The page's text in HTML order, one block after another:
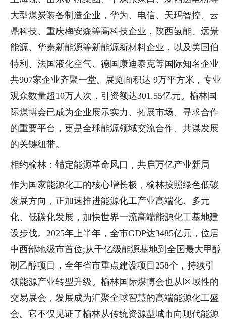
大型煤炭装备制造企业，华为、电信、天玛智控、云
鼎科技、重庆梅安森等高科技企业，陕西氢能、远景
能源、华秦新能源等新能源新材料企业，以及美国伯
特利、法国液化空气、德国康迪泰克等国际知名企业
共907家企业齐聚一堂。展览面积达 9万平方米，专业
观众数量超10万人次，引资额达301.55亿元。榆林国
际煤博会已成为企业展示实力、拓展市场、寻求合作
的重要平台，更是全球能源领域交流合作、共谋发展
的关键纽带。
相约榆林：锚定能源革命风口，共启万亿产业新局
作为国家能源化工的核心增长极，榆林按照绿色低碳
发展方向，正加速推进能源化工产业高端化、多元
化、低碳化发展，加快世界一流高端能源化工基地建
设步伐。2025年上半年，全市GDP达3485亿元，位居
中西部地级市首位;从千亿级能源基地到全国最大甲醇
制乙醇项目，全年省市重点建设项目258个，持续引
领能源产业转型升级。榆林国际煤博会也从区域性的
交易展会，发展成为汇聚全球智慧的高端能源化工盛
会。它不仅见证了榆林从传统资源型城市向现代能源